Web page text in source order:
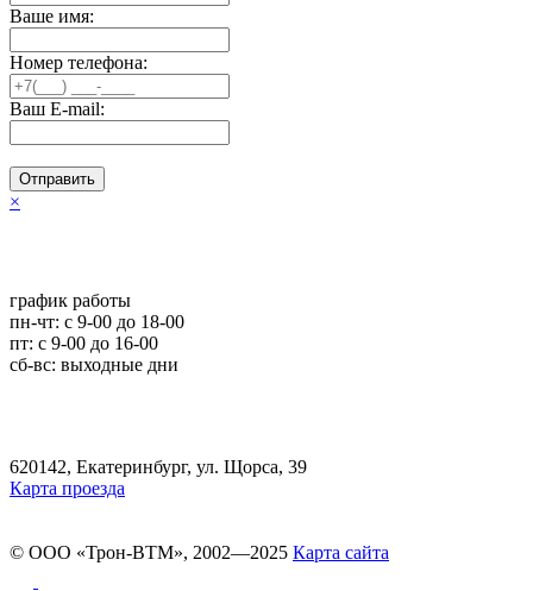
Ваше имя:
Номер телефона:
Ваш E-mail:
Отправить
×
график работы
пн-чт: c 9-00 до 18-00
пт: с 9-00 до 16-00
сб-вс: выходные дни
620142, Екатеринбург, ул. Щорса, 39
Карта проезда
© ООО «Трон-ВТМ», 2002—2025 Карта сайта